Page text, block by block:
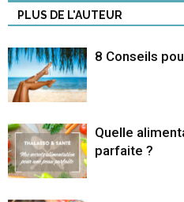
PLUS DE L'AUTEUR
8 Conseils
Quelle
parfaite ?